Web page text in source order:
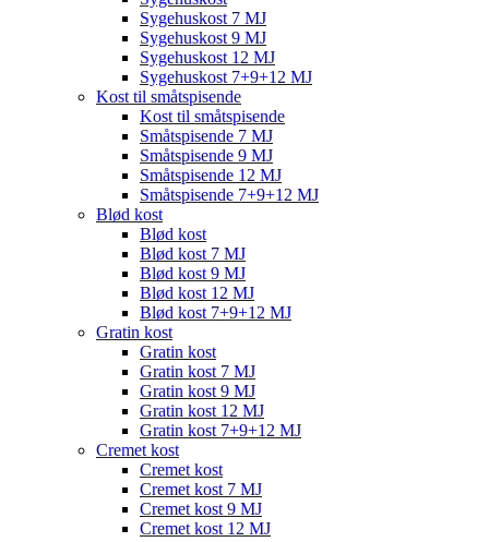
Sygehuskost 7 MJ
Sygehuskost 9 MJ
Sygehuskost 12 MJ
Sygehuskost 7+9+12 MJ
Kost til småtspisende
Kost til småtspisende
Småtspisende 7 MJ
Småtspisende 9 MJ
Småtspisende 12 MJ
Småtspisende 7+9+12 MJ
Blød kost
Blød kost
Blød kost 7 MJ
Blød kost 9 MJ
Blød kost 12 MJ
Blød kost 7+9+12 MJ
Gratin kost
Gratin kost
Gratin kost 7 MJ
Gratin kost 9 MJ
Gratin kost 12 MJ
Gratin kost 7+9+12 MJ
Cremet kost
Cremet kost
Cremet kost 7 MJ
Cremet kost 9 MJ
Cremet kost 12 MJ